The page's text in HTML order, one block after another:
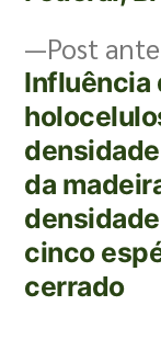
Post
Influência
da
cinco
cerrado